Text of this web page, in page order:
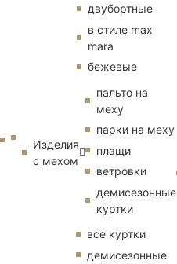
двубортные
в стиле max
mara
бежевые
Изделия
с мехом
пальто на
меху
парки на меху
плащи
ветровки
демисезонные
куртки
все куртки
демисезонные